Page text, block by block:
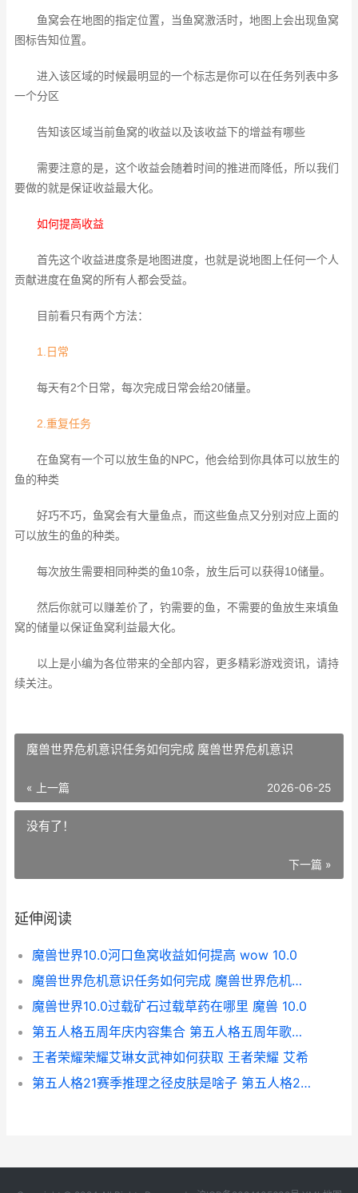
鱼窝会在地图的指定位置，当鱼窝激活时，地图上会出现鱼窝
图标告知位置。
进入该区域的时候最明显的一个标志是你可以在任务列表中多
一个分区
告知该区域当前鱼窝的收益以及该收益下的增益有哪些
需要注意的是，这个收益会随着时间的推进而降低，所以我们
要做的就是保证收益最大化。
如何提高收益
首先这个收益进度条是地图进度，也就是说地图上任何一个人
贡献进度在鱼窝的所有人都会受益。
目前看只有两个方法：
1.日常
每天有2个日常，每次完成日常会给20储量。
2.重复任务
在鱼窝有一个可以放生鱼的NPC，他会给到你具体可以放生的
鱼的种类
好巧不巧，鱼窝会有大量鱼点，而这些鱼点又分别对应上面的
可以放生的鱼的种类。
每次放生需要相同种类的鱼10条，放生后可以获得10储量。
然后你就可以赚差价了，钓需要的鱼，不需要的鱼放生来填鱼
窝的储量以保证鱼窝利益最大化。
以上是小编为各位带来的全部内容，更多精彩游戏资讯，请持
续关注。
魔兽世界危机意识任务如何完成 魔兽世界危机意识
« 上一篇 2026-06-25
没有了！
下一篇 »
延伸阅读
魔兽世界10.0河口鱼窝收益如何提高 wow 10.0
魔兽世界危机意识任务如何完成 魔兽世界危机意识
魔兽世界10.0过载矿石过载草药在哪里 魔兽 10.0
第五人格五周年庆内容集合 第五人格五周年歌曲故园萦梦
王者荣耀荣耀艾琳女武神如何获取 王者荣耀 艾希
第五人格21赛季推理之径皮肤是啥子 第五人格21赛季什么时候结束